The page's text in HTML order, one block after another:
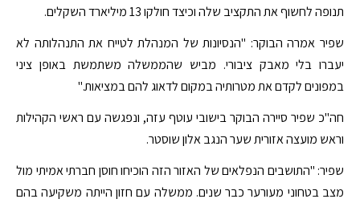
תנופה לחשוף את התקציב שלה וכיצד חולקו 13 מיליארד השקלים.
שפיר אמרה הבוקר: "הנסיונות של המנהלת לטייח את התנהלותה לא
יעברו בלי מאבק ציבורי. מביש שהממשלה משתמשת באופן ציני
במפונים לקדם את מטרותיה במקום לדאוג להם במציאות."
חה"כ שפיר סיירה הבוקר בישובי עוטף עזה, ונפגשה עם ראשי הקהילות
וראש מועצה אזורית שער הנגב אלון שוסטר.
שפיר: "התושבים הנפלאים של האזור הזה הוכיחו חוסן חברתי אמיתי מול
מצב בטחוני מעורער כבר שנים. ממשלה עם חזון הייתה משקיעה בהם